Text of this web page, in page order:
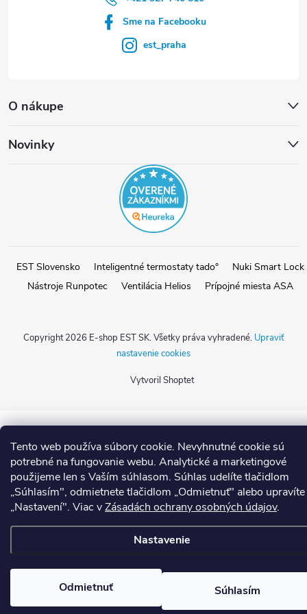
Tento web používa súbory cookie. Nevyhnutné cookie sú
potrebné na fungovanie webu. Analytické a marketingové
použijeme len s Vaším súhlasom. Súhlas udelíte tlačidlom
„Súhlasím", odmietnete tlačidlom „Odmietnuť" alebo
„Nastavení". Viac vZásadách ochrany osobných údajov.
Nastavenie
Odmietnuť Súhlasím
O nákupe
Novinky
Sme na Facebooku
est_praha
EST Slovensko Inteligentné termostaty tado°
Nuki Smart Lock
Nástroje Runpotec
Ventilácia Helios Prípojné miesta ASA
Vytvoril Shoptet
Copyright 2026 E-shop EST SK. Všetky práva vyhradené. Upraviť
nastavenie cookies